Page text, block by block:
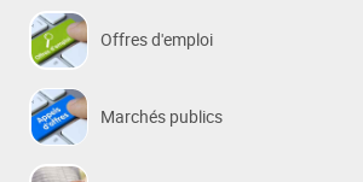
Offres d'emploi
Marchés publics